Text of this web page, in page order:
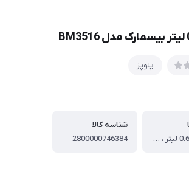
پلوپز
ظرفیت ، 0.6 لیتر ، توان مصرفی ، 500 وات ، وزن ، تقریبا 1 کیلگرم ، جنس بدنه ، استیل مقاوم و ضد زنگ ، نوع کنترل ، مکانیکی چرخشی ولومی ، ظرفیت به نفر ، 3 تا 5 نفر ، طول سیم ، 1 متر (تقریبی) ، خاموش شدن خودکار ، دارد ، تنظیم دما ، دارد (کنترل دقیق دما) ، تنظیم زمان ، ندارد ، گرم نگهدارنده غذا ، دارد ، برنامه های پخت ، پخت چند مرحله‌ای ، سایر امکانات ، درب شیشه‌ای، آسان برای نظافت ، مشخصات کاسه ، جنس ظرف ، روکش گرانیت نچسپ ، نوع محفظه ، باز شونده
شناسه کالا
2800000746384